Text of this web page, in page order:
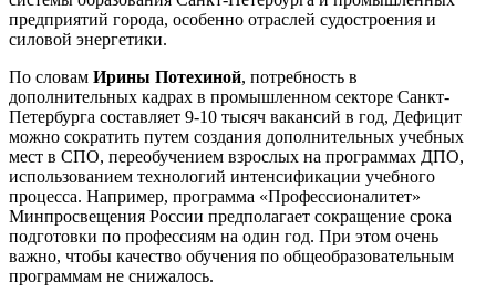
предприятий города, особенно отраслей судостроения и
силовой энергетики.
По словам Ирины Потехиной, потребность в
дополнительных кадрах в промышленном секторе Санкт-
Петербурга составляет 9-10 тысяч вакансий в год, Дефицит
можно сократить путем создания дополнительных учебных
мест в СПО, переобучением взрослых на программах ДПО,
использованием технологий интенсификации учебного
процесса. Например, программа «Профессионалитет»
Минпросвещения России предполагает сокращение срока
подготовки по профессиям на один год. При этом очень
важно, чтобы качество обучения по общеобразовательным
программам не снижалось.